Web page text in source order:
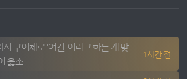
구어체로 '여긴' 이라고 하는 게 맞
옳소
1시간 전